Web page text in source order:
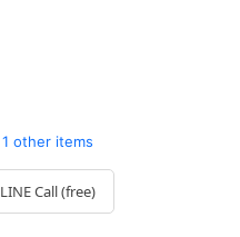
1 other items
LINE Call (free)